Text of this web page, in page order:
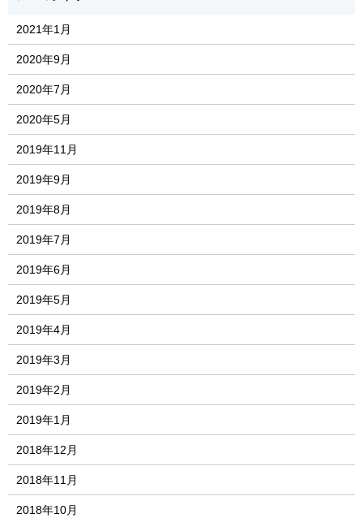
2021年1月
2020年9月
2020年7月
2020年5月
2019年11月
2019年9月
2019年8月
2019年7月
2019年6月
2019年5月
2019年4月
2019年3月
2019年2月
2019年1月
2018年12月
2018年11月
2018年10月